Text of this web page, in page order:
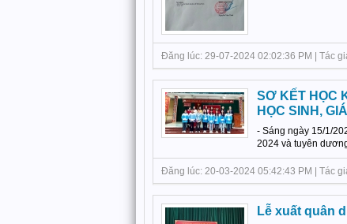
Đăng lúc: 29-07-2024 02:02:36 PM | Tác
SƠ KẾT HỌC
HỌC SINH,
- Sáng ngày 15/1/
2024 và tuyên
Đăng lúc: 20-03-2024 05:42:43 PM | Tác
Lễ xuất quân